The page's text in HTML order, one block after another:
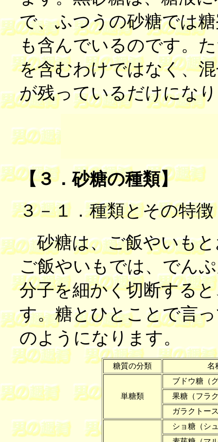
で、ふつうの砂糖では
も含んでいるのです。
を含むわけではなく、
が残っているだけにな
【３．砂糖の種類】
３－１．種類とその特徴
砂糖は、ご飯やいもと
ご飯やいもでは、でん
分子を細かく切断する
す。糖とひとことで言
のようになります。
糖質の分類 名
単糖類
ブドウ糖（
果糖（フラ
ガラクトー
ショ糖（シ